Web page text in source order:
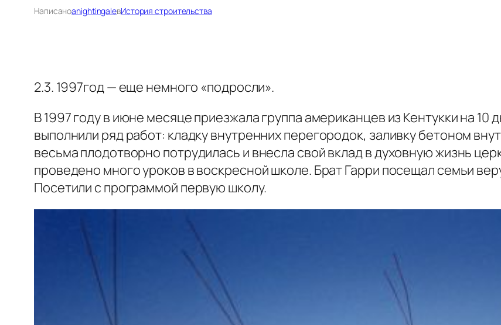
НаписаноanightingaleвИстория строительства
2.3. 1997год — еще немного «подросли».
В 1997 году в июне месяце приезжала группа американцев из Кентукки на 10
выполнили ряд работ: кладку внутренних перегородок, заливку бетоном
весьма плодотворно потрудилась и внесла свой вклад в духовную жизнь
проведено много уроков в воскресной школе. Брат Гарри посещал семьи
Посетили с программой первую школу.